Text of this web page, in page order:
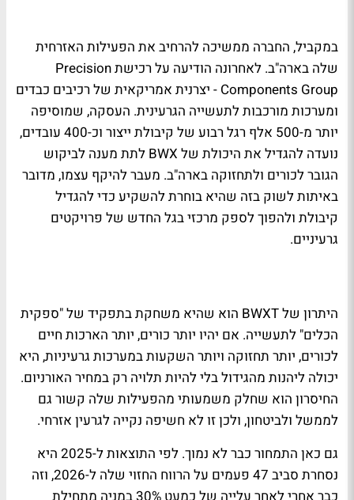
במקביל, החברה ממשיכה להרחיב את הפעילות האזרחית
שלה בארה"ב. לאחרונה הודיעה על רכישת Precision
Components Group - יצרנית אמריקאית של רכיבים כבדים
ומערכות מורכבות לתעשייה הגרעינית. העסקה, שמוסיפה
יותר מ-500 אלף רגל רבוע של קיבולת ייצור וכ-400 עובדים,
נועדה להגדיל את היכולת של BWX לתת מענה לביקוש
הגובר לכורים ולתחזוקה בארה"ב. מעבר להיקף עצמו, מדובר
באיתות לשוק בזה שהיא בוחרת להשקיע כדי להגדיל
קיבולת ולהפוך לספק מרכזי בגל החדש של פרויקטים
גרעיניים.
היתרון של BWXT הוא שהיא משחקת בתפקיד של "ספקית
הכלים" לתעשייה. אם יהיו יותר כורים, יותר הארכות חיים
לכורים, יותר תחזוקה ויותר השקעות במערכות גרעיניות, היא
יכולה ליהנות מהגידול בלי להיות תלויה רק במחיר האורניום.
החיסרון הוא שחלק משמעותי מהפעילות שלה קשור גם
לממשל ולביטחון, ולכן זו לא חשיפה נקייה לגרעין אזרחי.
גם כאן התמחור כבר לא נמוך. לפי התוצאות ל-2025 היא
נסחרת סביב 47 פעמים על הרווח החזוי שלה ל-2026, וזה